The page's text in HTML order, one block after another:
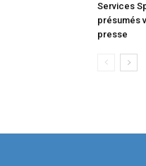
Services
présumés
presse